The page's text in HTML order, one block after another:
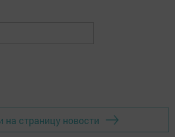
на страницу новости